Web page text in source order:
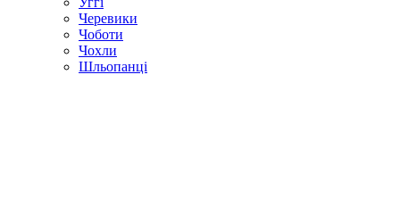
Черевики
Чоботи
Чохли
Шльопанці